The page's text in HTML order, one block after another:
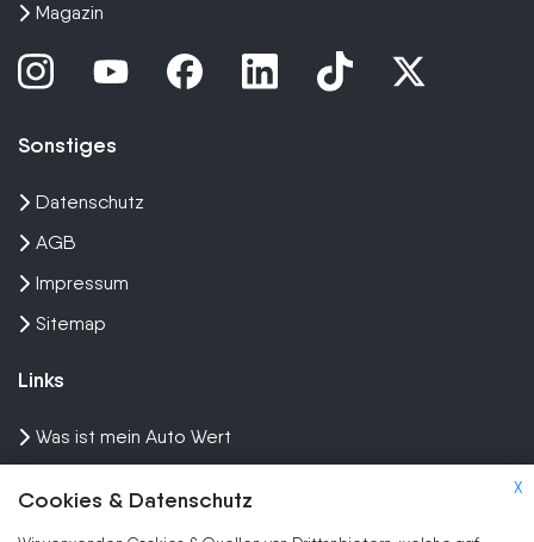
X
Cookies & Datenschutz
Magazin
Sonstiges
Datenschutz
AGB
Impressum
Sitemap
Links
Was ist mein Auto Wert